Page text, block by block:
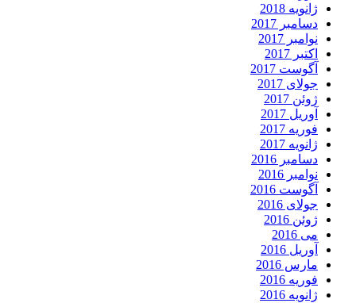
ژانویه 2018
دسامبر 2017
نوامبر 2017
اکتبر 2017
آگوست 2017
جولای 2017
ژوئن 2017
آوریل 2017
فوریه 2017
ژانویه 2017
دسامبر 2016
نوامبر 2016
آگوست 2016
جولای 2016
ژوئن 2016
می 2016
آوریل 2016
مارس 2016
فوریه 2016
ژانویه 2016